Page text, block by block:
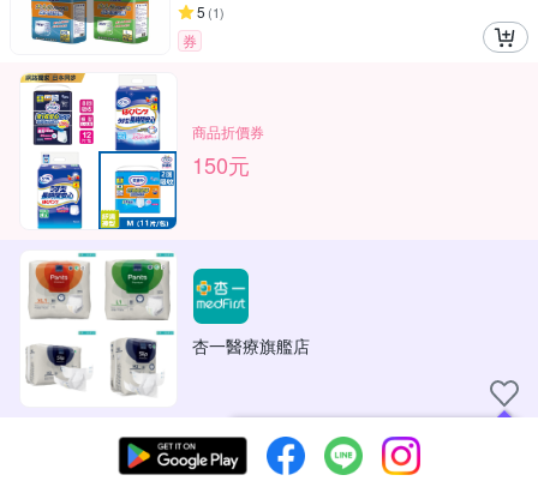
5 (1)
券
商品折價券
150元
杏一醫療旗艦店
現在可以追蹤你喜愛的商店！